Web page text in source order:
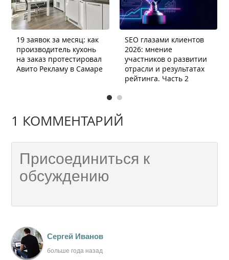
19 заявок за месяц: как
производитель кухонь
на заказ протестировал
Авито Рекламу в Самаре
SEO глазами клиентов
2026: мнение
участников о развитии
отрасли и результатах
рейтинга. Часть 2
1 КОММЕНТАРИЙ
Сергей Иванов
больше года назад